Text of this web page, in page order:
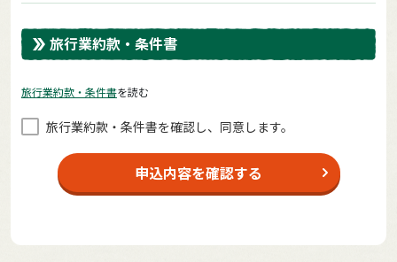
旅行業約款・条件書
旅⾏業約款・条件書を読む
旅⾏業約款・条件書を確認し、同意します。
申込内容を確認する